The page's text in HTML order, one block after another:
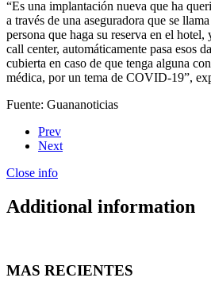
“Es una implantación nueva que ha
a través de una aseguradora que se
persona que haga su reserva en el
call center, automáticamente pasa esos
cubierta en caso de que tenga alguna
médica, por un tema de COVID-19”,
Fuente: Guananoticias
Prev
Next
Close info
Additional information
MAS RECIENTES